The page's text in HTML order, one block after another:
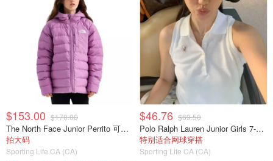
$153.00 $170.00
The North Face Junior Perrito 可翻转连帽夹克
拍大码
Sporting Life CA (CA)
$46.76 $69.50
Polo Ralph Lauren Junior Girls 7-16 无袖弹力网眼POLO衫
特别适合网球穿搭
Sporting Life CA (CA)